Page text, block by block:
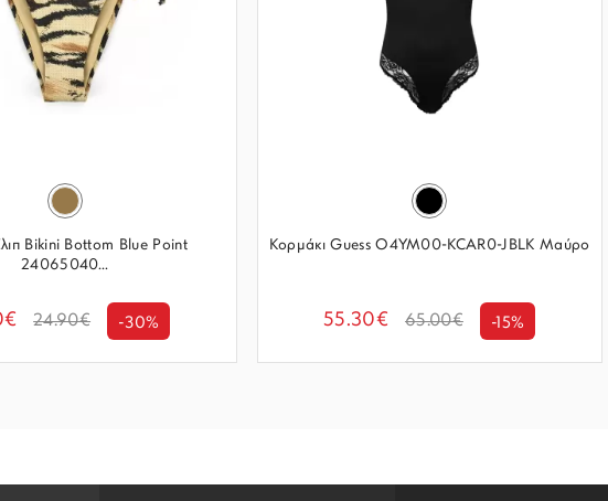
Bikini Bottom Blue Point
24065040...
24.90€ -30%
Κορμάκι Guess O4YM00-KCAR0-JBLK Μαύρο
55.30€ 65.00€ -15%